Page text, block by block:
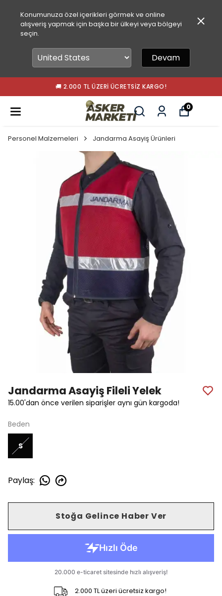
Konumunuza özel içerikleri görmek ve online
alışveriş yapmak için başka bir ülkeyi veya bölgeyi
seçin.
Devam
🚚 2.000 TL ÜZERI ÜCRETSIZ KARGO!
0
Personel Malzemeleri Jandarma Asayiş Ürünleri
Jandarma Asayiş Fileli Yelek
15.00'dan önce verilen siparişler aynı gün kargoda!
Beden
S
Paylaş:
Stoğa Gelince Haber Ver
2.000 TL üzeri ücretsiz kargo!